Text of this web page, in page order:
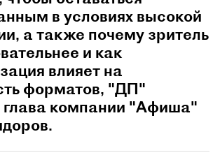
в условиях высокой
а также почему зритель
и как
влияет на
форматов, "ДП"
глава компании "Афиша"